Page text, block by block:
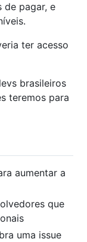
de pagar, e
ter acesso
brasileiros
teremos para
aumentar a
que
uma issue